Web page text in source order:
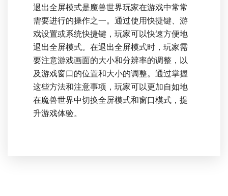
退出全屏模式是魔兽世界玩家在游戏中常常
需要进行的操作之一。通过使用快捷键、游
戏设置或系统快捷键，玩家可以快速方便地
退出全屏模式。在退出全屏模式时，玩家需
要注意游戏画面的大小和分辨率的调整，以
及游戏窗口的位置和大小的调整。通过掌握
这些方法和注意事项，玩家可以更加自如地
在魔兽世界中切换全屏模式和窗口模式，提
升游戏体验。